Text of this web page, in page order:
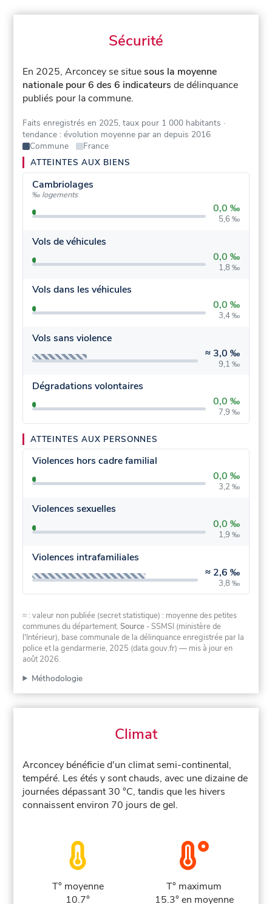
Sécurité
En 2025, Arconcey se situesous la moyenne
nationale pour 6 des 6 indicateurs de délinquance
publiés pour la commune.
Faits enregistrés en 2025, taux pour 1 000 habitants ·
tendance : évolution moyenne par an depuis 2016
Commune
France
ATTEINTES AUX BIENS
Cambriolages
‰ logements
0,0 ‰
5,6 ‰
Vols de véhicules
0,0 ‰
1,8 ‰
Vols dans les véhicules
0,0 ‰
3,4 ‰
Vols sans violence
≈ 3,0 ‰
9,1 ‰
Dégradations volontaires
0,0 ‰
7,9 ‰
ATTEINTES AUX PERSONNES
Violences hors cadre familial
0,0 ‰
3,2 ‰
Violences sexuelles
0,0 ‰
1,9 ‰
Violences intrafamiliales
≈ 2,6 ‰
3,8 ‰
≈ : valeur non publiée (secret statistique) : moyenne des petites
communes du département.Source - SSMSI (ministère de
l'Intérieur), base communale de la délinquance enregistrée par la
police et la gendarmerie, 2025 (data.gouv.fr) — mis à jour en
août 2026.
Méthodologie
Climat
Arconcey bénéficie d'un climat semi-continental,
tempéré. Les étés y sont chauds, avec une dizaine de
journées dépassant 30 °C, tandis que les hivers
connaissent environ 70 jours de gel.
T° moyenne
10.7°
T° maximum
15.3° en moyenne